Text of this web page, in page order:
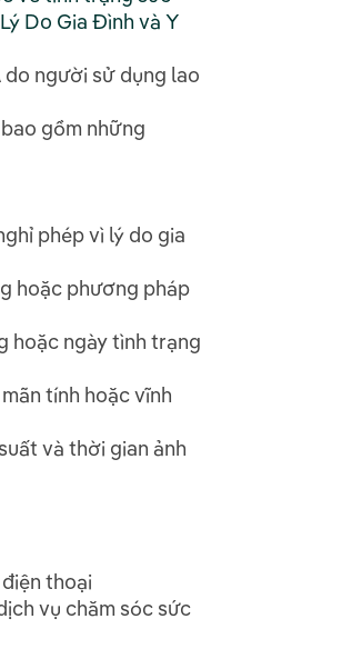
Do Gia Đình và Y
do người sử dụng lao
gồm những
phép vì lý do gia
hoặc phương pháp
hoặc ngày tình trạng
tính hoặc vĩnh
và thời gian ảnh
thoại
vụ chăm sóc sức